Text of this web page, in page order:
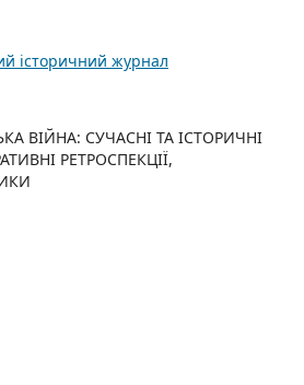
історичний журнал
ВІЙНА: СУЧАСНІ ТА ІСТОРИЧНІ
РЕТРОСПЕКЦІЇ,